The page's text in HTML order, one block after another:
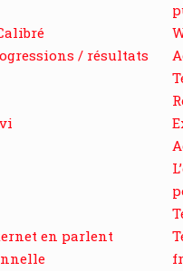
/ résultats
en parlent